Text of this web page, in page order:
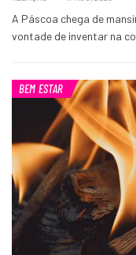
A Páscoa chega de
vontade de inventar na
BEM ESTAR